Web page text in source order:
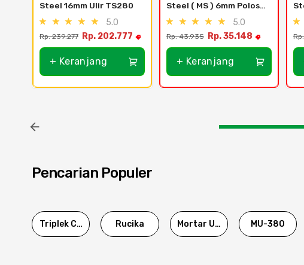
Steel 16mm Ulir TS280
5.0
Rp. 239.277 Rp. 202.777
+ Keranjang
Steel ( MS ) 6mm Polos
TP280
5.0
Rp. 43.935 Rp. 35.148
+ Keranjang
Pencarian Populer
Triplek Cor Rucika Mortar Utama MU-380